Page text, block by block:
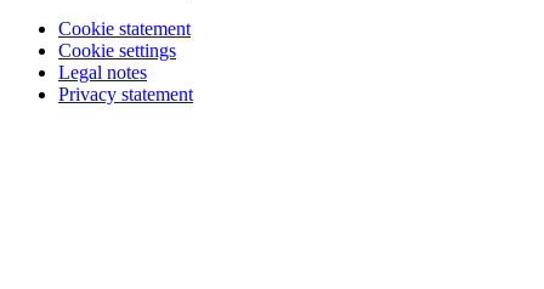
Cookie statement
Cookie settings
Legal notes
Privacy statement